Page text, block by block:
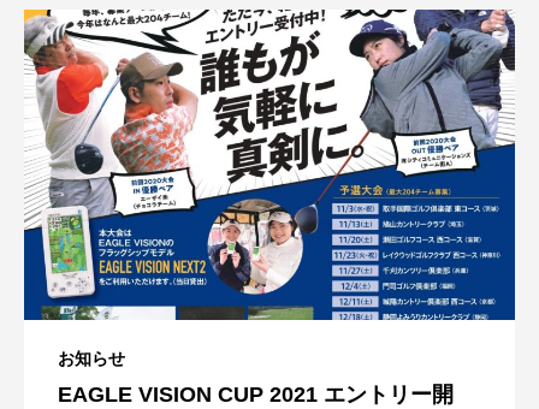
お知らせ
EAGLE VISION CUP 2021 エントリー開